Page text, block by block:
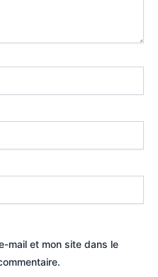
mail et mon site dans le